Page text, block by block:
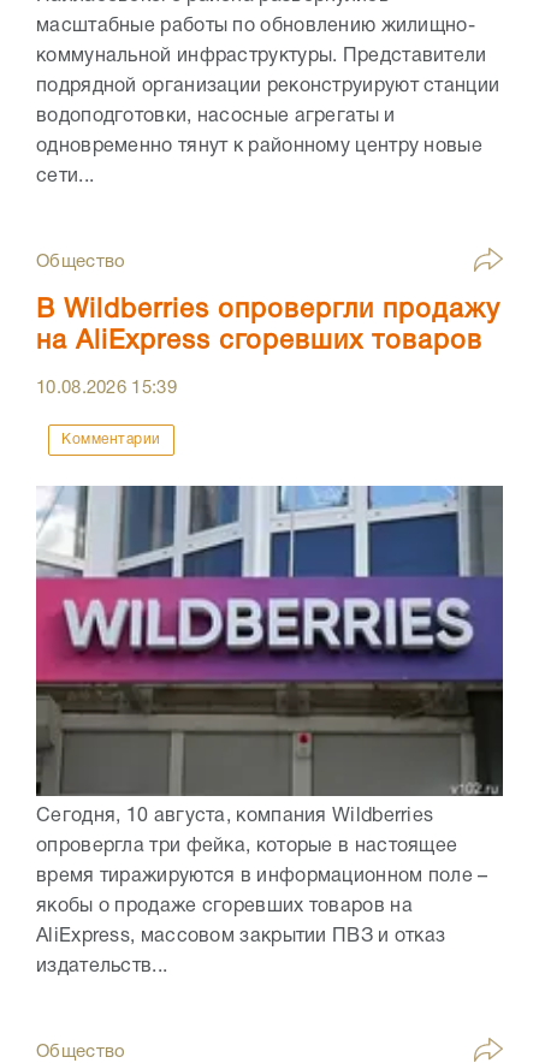
масштабные работы по обновлению жилищно-
коммунальной инфраструктуры. Представители
подрядной организации реконструируют станции
водоподготовки, насосные агрегаты и
одновременно тянут к районному центру новые
сети...
Общество
В Wildberries опровергли продажу
на AliExpress сгоревших товаров
10.08.2026 15:39
Комментарии
Сегодня, 10 августа, компания Wildberries
опровергла три фейка, которые в настоящее
время тиражируются в информационном поле –
якобы о продаже сгоревших товаров на
AliExpress, массовом закрытии ПВЗ и отказ
издательств...
Общество